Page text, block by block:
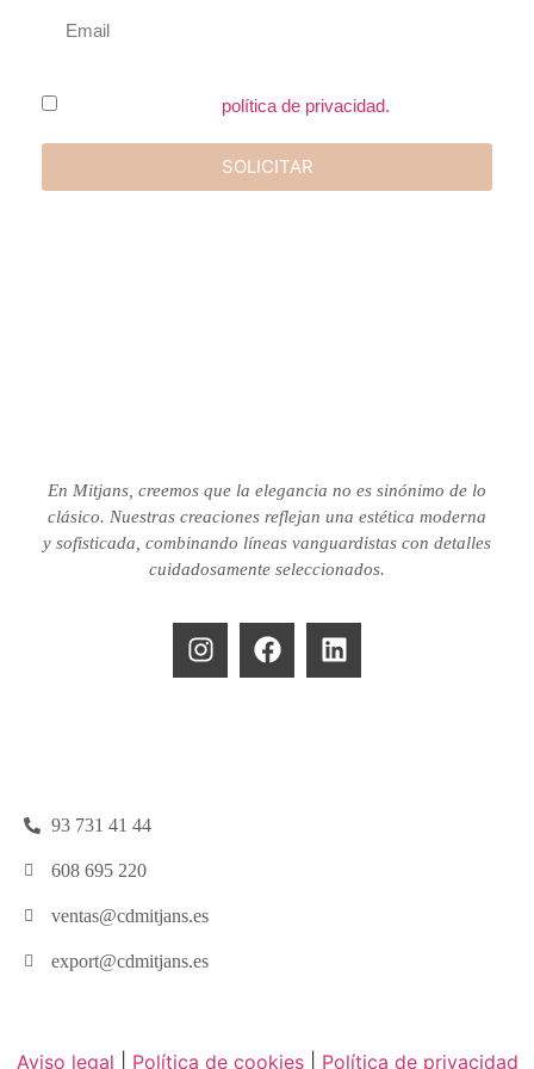
política de privacidad.
SOLICITAR
En Mitjans, creemos que la elegancia no es sinónimo de lo
clásico. Nuestras creaciones reflejan una estética moderna
y sofisticada, combinando líneas vanguardistas con detalles
cuidadosamente seleccionados.
93 731 41 44
608 695 220
ventas@cdmitjans.es
export@cdmitjans.es
Aviso legal Política de cookies| Política de privacidad